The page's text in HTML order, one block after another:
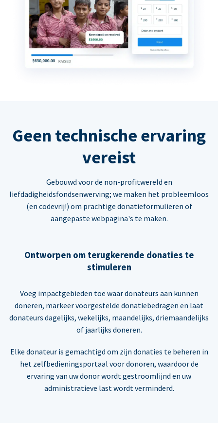
Geen technische ervaring
vereist
Gebouwd voor de non-profitwereld en
liefdadigheidsfondsenwerving; we maken het probleemloos
(en codevrij!) om prachtige donatieformulieren of
aangepaste webpagina's te maken.
Ontworpen om terugkerende donaties te
stimuleren
Voeg impactgebieden toe waar donateurs aan kunnen
doneren, markeer voorgestelde donatiebedragen en laat
donateurs dagelijks, wekelijks, maandelijks, driemaandelijks
of jaarlijks doneren.
Elke donateur is gemachtigd om zijn donaties te beheren in
het zelfbedieningsportaal voor donoren, waardoor de
ervaring van uw donor wordt gestroomlijnd en uw
administratieve last wordt verminderd.